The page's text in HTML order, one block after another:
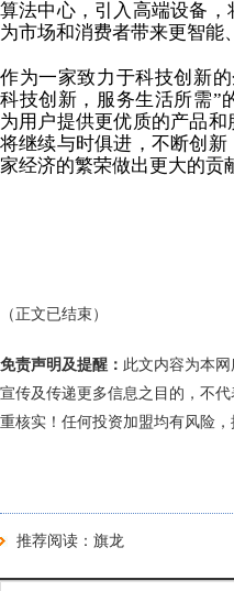
算法中心，引入高端设备，
为市场和消费者带来更智能
作为一家致力于科技创新
科技创新，服务生活所需”
为用户提供更优质的产品
将继续与时俱进，不断创
家经济的繁荣做出更大的贡
（正文已结束）
免责声明及提醒： 此文内容为本
宣传及传递更多信息之目的，不
重核实！任何投资加盟均有风险，
推荐阅读： 旗龙